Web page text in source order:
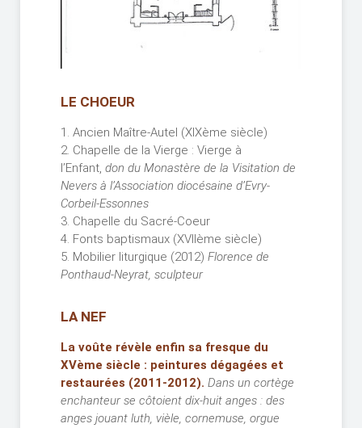
LE CHOEUR
1. Ancien Maître-Autel (XIXème siècle)
2. Chapelle de la Vierge : Vierge à
l’Enfant, don du Monastère de la Visitation de
Nevers à l’Association diocésaine d’Evry-
Corbeil-Essonnes
3. Chapelle du Sacré-Coeur
4. Fonts baptismaux (XVIIème siècle)
5. Mobilier liturgique (2012) Florence de
Ponthaud-Neyrat, sculpteur
LA NEF
La voûte révèle enfin sa fresque du
XVème siècle : peintures dégagées et
restaurées (2011-2012). Dans un cortège
enchanteur se côtoient dix-huit anges : des
anges jouant luth, vièle, cornemuse, orgue